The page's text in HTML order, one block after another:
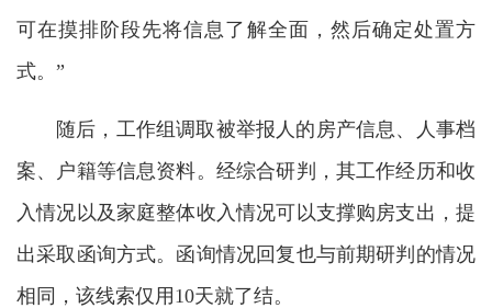
可在摸排阶段先将信息了解全面，然后确定处置方
式。”
随后，工作组调取被举报人的房产信息、人事档
案、户籍等信息资料。经综合研判，其工作经历和收
入情况以及家庭整体收入情况可以支撑购房支出，提
出采取函询方式。函询情况回复也与前期研判的情况
相同，该线索仅用10天就了结。